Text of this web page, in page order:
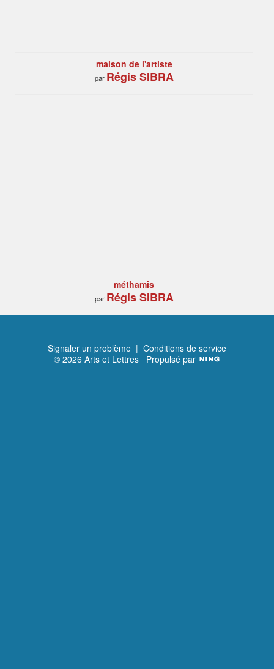
maison de l'artiste
par Régis SIBRA
méthamis
par Régis SIBRA
Signaler un problème | Conditions de service
© 2026 Arts et Lettres Propulsé par